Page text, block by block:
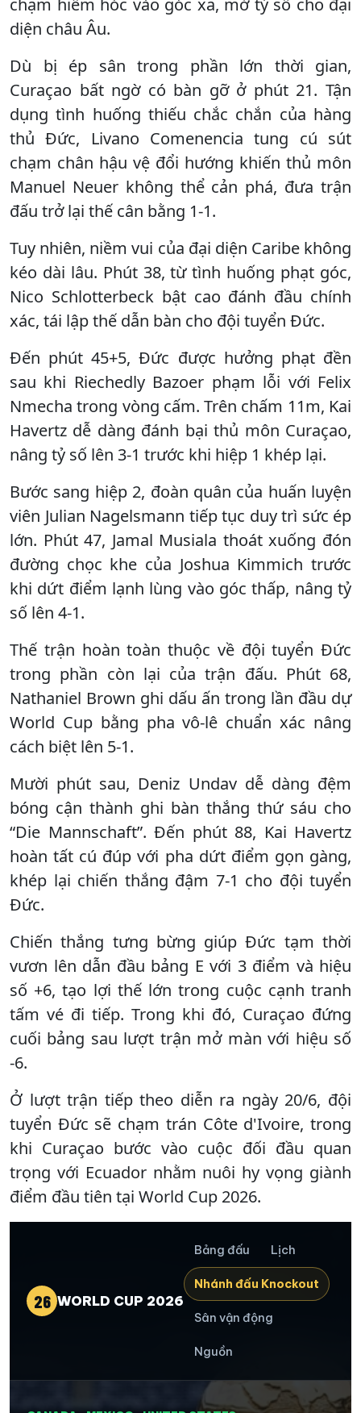
chạm hiểm hóc vào góc xa, mở tỷ số cho đại
diện châu Âu.
Dù bị ép sân trong phần lớn thời gian,
Curaçao bất ngờ có bàn gỡ ở phút 21. Tận
dụng tình huống thiếu chắc chắn của hàng
thủ Đức, Livano Comenencia tung cú sút
chạm chân hậu vệ đổi hướng khiến thủ môn
Manuel Neuer không thể cản phá, đưa trận
đấu trở lại thế cân bằng 1-1.
Tuy nhiên, niềm vui của đại diện Caribe không
kéo dài lâu. Phút 38, từ tình huống phạt góc,
Nico Schlotterbeck bật cao đánh đầu chính
xác, tái lập thế dẫn bàn cho đội tuyển Đức.
Đến phút 45+5, Đức được hưởng phạt đền
sau khi Riechedly Bazoer phạm lỗi với Felix
Nmecha trong vòng cấm. Trên chấm 11m, Kai
Havertz dễ dàng đánh bại thủ môn Curaçao,
nâng tỷ số lên 3-1 trước khi hiệp 1 khép lại.
Bước sang hiệp 2, đoàn quân của huấn luyện
viên Julian Nagelsmann tiếp tục duy trì sức ép
lớn. Phút 47, Jamal Musiala thoát xuống đón
đường chọc khe của Joshua Kimmich trước
khi dứt điểm lạnh lùng vào góc thấp, nâng tỷ
số lên 4-1.
Thế trận hoàn toàn thuộc về đội tuyển Đức
trong phần còn lại của trận đấu. Phút 68,
Nathaniel Brown ghi dấu ấn trong lần đầu dự
World Cup bằng pha vô-lê chuẩn xác nâng
cách biệt lên 5-1.
Mười phút sau, Deniz Undav dễ dàng đệm
bóng cận thành ghi bàn thắng thứ sáu cho
“Die Mannschaft”. Đến phút 88, Kai Havertz
hoàn tất cú đúp với pha dứt điểm gọn gàng,
khép lại chiến thắng đậm 7-1 cho đội tuyển
Đức.
Chiến thắng tưng bừng giúp Đức tạm thời
vươn lên dẫn đầu bảng E với 3 điểm và hiệu
số +6, tạo lợi thế lớn trong cuộc cạnh tranh
tấm vé đi tiếp. Trong khi đó, Curaçao đứng
cuối bảng sau lượt trận mở màn với hiệu số
-6.
Ở lượt trận tiếp theo diễn ra ngày 20/6, đội
tuyển Đức sẽ chạm trán Côte d'Ivoire, trong
khi Curaçao bước vào cuộc đối đầu quan
trọng với Ecuador nhằm nuôi hy vọng giành
điểm đầu tiên tại World Cup 2026.